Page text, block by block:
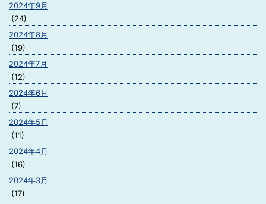
2024年9月
(24)
2024年8月
(19)
2024年7月
(12)
2024年6月
(7)
2024年5月
(11)
2024年4月
(16)
2024年3月
(17)